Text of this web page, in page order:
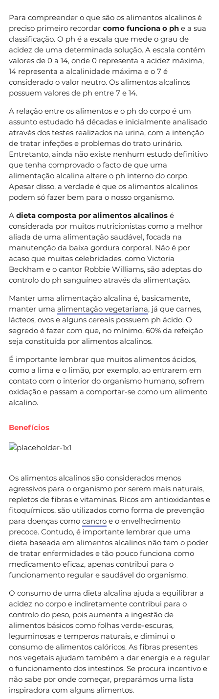
Para compreender o que são os alimentos alcalinos é
preciso primeiro recordar como funciona o ph e a sua
classificação. O ph é a escala que mede o grau de
acidez de uma determinada solução. A escala contém
valores de 0 a 14, onde 0 representa a acidez máxima,
14 representa a alcalinidade máxima e o 7 é
considerado o valor neutro. Os alimentos alcalinos
possuem valores de ph entre 7 e 14.
A relação entre os alimentos e o ph do corpo é um
assunto estudado há décadas e inicialmente analisado
através dos testes realizados na urina, com a intenção
de tratar infeções e problemas do trato urinário.
Entretanto, ainda não existe nenhum estudo definitivo
que tenha comprovado o facto de que uma
alimentação alcalina altere o ph interno do corpo.
Apesar disso, a verdade é que os alimentos alcalinos
podem só fazer bem para o nosso organismo.
A dieta composta por alimentos alcalinos é
considerada por muitos nutricionistas como a melhor
aliada de uma alimentação saudável, focada na
manutenção da baixa gordura corporal. Não é por
acaso que muitas celebridades, como Victoria
Beckham e o cantor Robbie Williams, são adeptas do
controlo do ph sanguíneo através da alimentação.
Manter uma alimentação alcalina é, basicamente,
manter uma alimentação vegetariana, já que carnes,
lácteos, ovos e alguns cereais possuem ph ácido. O
segredo é fazer com que, no mínimo, 60% da refeição
seja constituída por alimentos alcalinos.
É importante lembrar que muitos alimentos ácidos,
como a lima e o limão, por exemplo, ao entrarem em
contato com o interior do organismo humano, sofrem
oxidação e passam a comportar-se como um alimento
alcalino.
Benefícios
Os alimentos alcalinos são considerados menos
agressivos para o organismo por serem mais naturais,
repletos de fibras e vitaminas. Ricos em antioxidantes e
fitoquímicos, são utilizados como forma de prevenção
para doenças como cancro e o envelhecimento
precoce. Contudo, é importante lembrar que uma
dieta baseada em alimentos alcalinos não tem o poder
de tratar enfermidades e tão pouco funciona como
medicamento eficaz, apenas contribui para o
funcionamento regular e saudável do organismo.
O consumo de uma dieta alcalina ajuda a equilibrar a
acidez no corpo e indiretamente contribui para o
controlo do peso, pois aumenta a ingestão de
alimentos básicos como folhas verde-escuras,
leguminosas e temperos naturais, e diminui o
consumo de alimentos calóricos. As fibras presentes
nos vegetais ajudam também a dar energia e a regular
o funcionamento dos intestinos. Se procura incentivo e
não sabe por onde começar, preparámos uma lista
inspiradora com alguns alimentos.